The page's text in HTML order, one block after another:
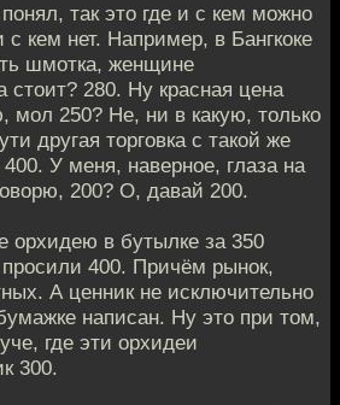
так это где и с кем можно
с кем нет. Например, в Бангкоке
шмотка, женщине
стоит? 280. Ну красная цена
мол 250? Не, ни в какую, только
другая торговка с такой же
У меня, наверное, глаза на
200? О, давай 200.
орхидею в бутылке за 350
400. Причём рынок,
А ценник не исключительно
написан. Ну это при том,
где эти орхидеи
300.